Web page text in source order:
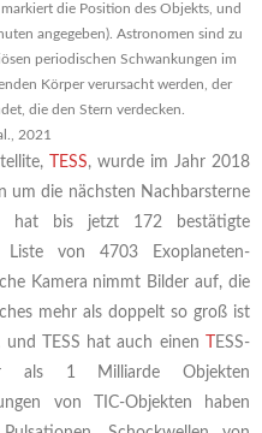
die Position des Objekts, und
angegeben). Astronomen sind zu
periodischen Schwankungen im
Körper verursacht werden, der
die den Stern verdecken.
2021
TESS, wurde im Jahr 2018
um die nächsten Nachbarsterne
hat bis jetzt 172 bestätigte
von 4703 Exoplaneten-
Kamera nimmt Bilder auf, die
mehr als doppelt so groß ist
TESS hat auch einen
ESS-
1 Milliarde Objekten
von TIC-Objekten haben